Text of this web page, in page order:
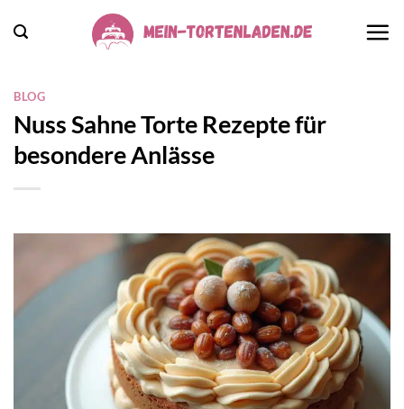
Inhalt
BLOG
Nuss Sahne Torte Rezepte für
besondere Anlässe